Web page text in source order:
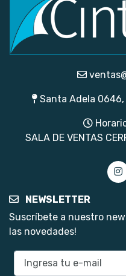
Santa Adela
SALA DE VENTAS
NEWSLETTER
Suscríbete a nuestro
las novedades!
E-mail